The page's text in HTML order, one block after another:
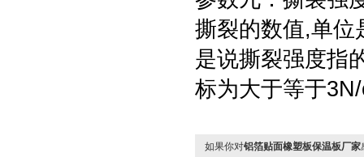
撕裂的数值,单位
是说撕裂强度指
标为大于等于
如果你对铝箔贴面橡塑板保温板厂家